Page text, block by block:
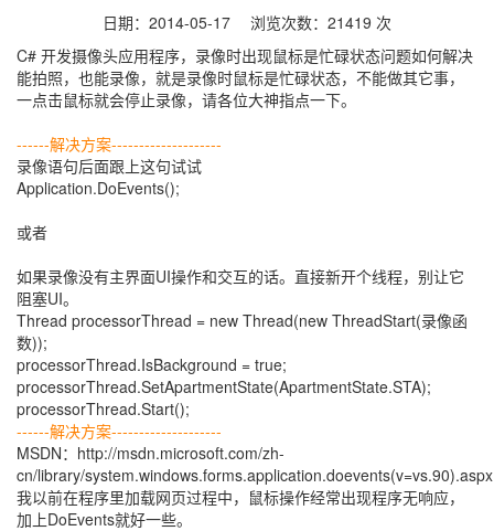
日期：2014-05-17 浏览次数：21419 次
C# 开发摄像头应用程序，录像时出现鼠标是忙碌状态问题如何解决
能拍照，也能录像，就是录像时鼠标是忙碌状态，不能做其它事，
一点击鼠标就会停止录像，请各位大神指点一下。
------解决方案--------------------
录像语句后面跟上这句试试
Application.DoEvents();
或者
如果录像没有主界面UI操作和交互的话。直接新开个线程，别让它
阻塞UI。
Thread processorThread = new Thread(new ThreadStart(录像函
数));
processorThread.IsBackground = true;
processorThread.SetApartmentState(ApartmentState.STA);
processorThread.Start();
------解决方案--------------------
MSDN：http://msdn.microsoft.com/zh-
cn/library/system.windows.forms.application.doevents(v=vs.90).aspx
我以前在程序里加载网页过程中，鼠标操作经常出现程序无响应，
加上DoEvents就好一些。